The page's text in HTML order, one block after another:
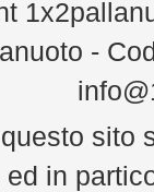
-
sito
in